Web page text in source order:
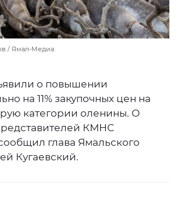
/ Ямал-Медиа
о повышении
на 11% закупочных цен на
категории оленины. О
КМНС
глава Ямальского
Кугаевский.